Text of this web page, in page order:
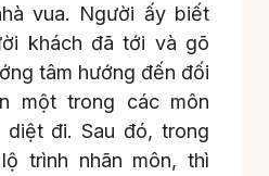
vua. Người ấy biết
khách đã tới và gõ
tâm hướng đến đối
một trong các môn
đi. Sau đó, trong
trình nhãn môn, thì